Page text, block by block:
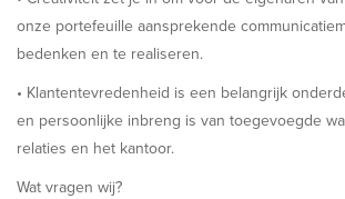
onze portefeuille aansprekende
bedenken en te realiseren.
• Klantentevredenheid is een belangrijk
en persoonlijke inbreng is van toegevoegde
relaties en het kantoor.
Wat vragen wij?